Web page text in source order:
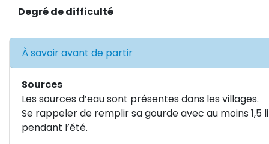
Degré de difficulté
À savoir avant de partir
Sources
Les sources d’eau sont présentes dans les villages.
Se rappeler de remplir sa gourde avec au moins 1,5
pendant l’été.